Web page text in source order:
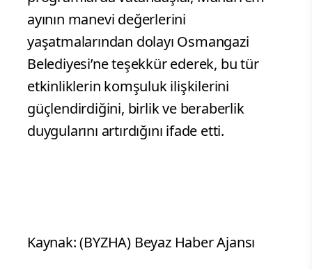
ayının manevi değerlerini
yaşatmalarından dolayı Osmangazi
Belediyesi’ne teşekkür ederek, bu tür
etkinliklerin komşuluk ilişkilerini
güçlendirdiğini, birlik ve beraberlik
duygularını artırdığını ifade etti.
Kaynak: (BYZHA) Beyaz Haber Ajansı